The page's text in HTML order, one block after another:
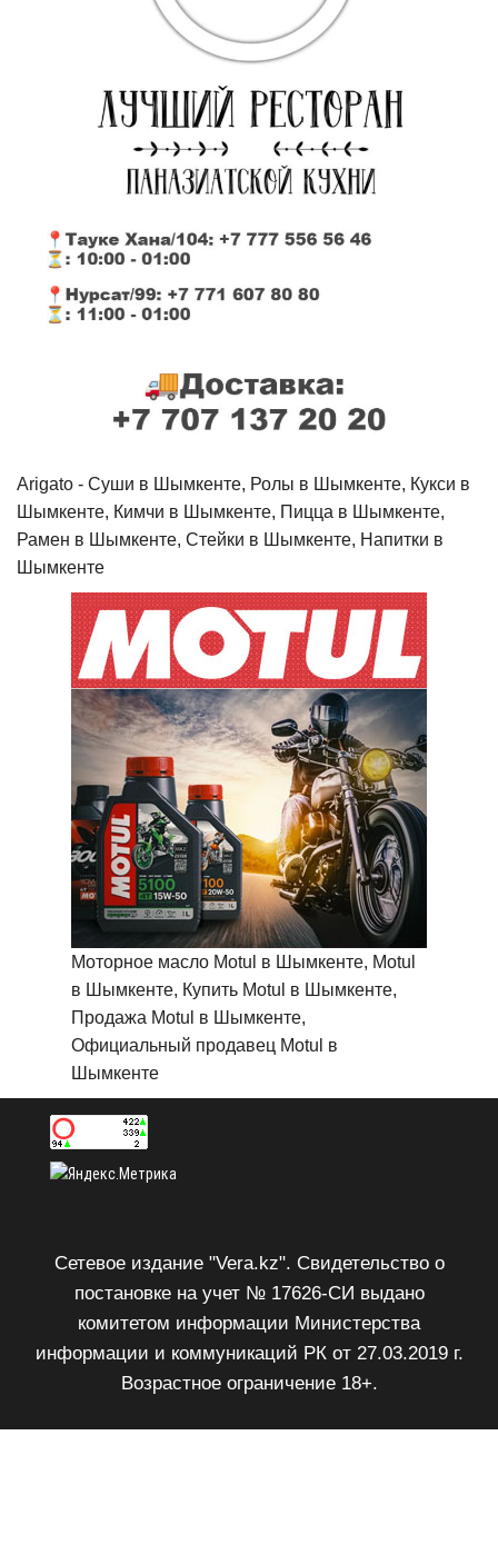
Arigato - Cуши в Шымкенте, Ролы в Шымкенте, Кукси в
Шымкенте, Кимчи в Шымкенте, Пицца в Шымкенте,
Рамен в Шымкенте, Стейки в Шымкенте, Напитки в
Шымкенте
Моторное масло Motul в Шымкенте, Motul
в Шымкенте, Купить Motul в Шымкенте,
Продажа Motul в Шымкенте,
Официальный продавец Motul в
Шымкенте
Сетевое издание "Vera.kz". Свидетельство о
постановке на учет № 17626-СИ выдано
комитетом информации Министерства
информации и коммуникаций РК от 27.03.2019 г.
Возрастное ограничение 18+.